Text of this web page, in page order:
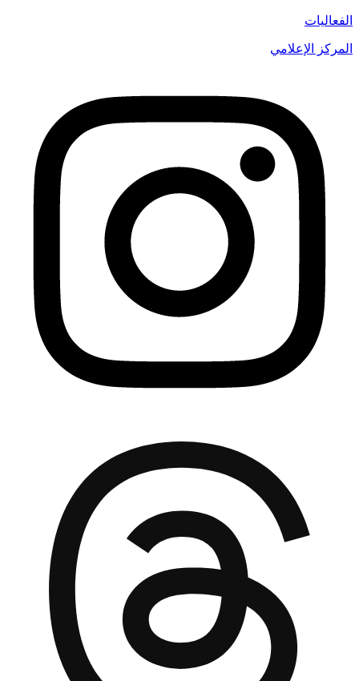
الفعاليات
المركز الإعلامي